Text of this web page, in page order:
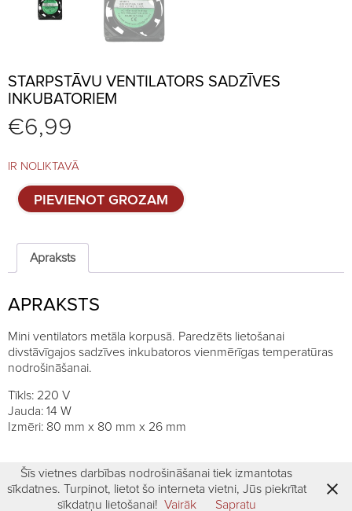
STARPSTĀVU VENTILATORS SADZĪVES
INKUBATORIEM
€6,99
IR NOLIKTAVĀ
Starpstāvu
ventilators
inkubatoriem
quantity
PIEVIENOT GROZAM
Apraksts
APRAKSTS
Mini ventilators metāla korpusā. Paredzēts lietošanai
divstāvīgajos sadzīves inkubatoros vienmērīgas temperatūras
nodrošināšanai.
Tīkls: 220 V
Jauda: 14 W
Izmēri: 80 mm x 80 mm x 26 mm
Šīs vietnes darbības nodrošināšanai tiek izmantotas
sīkdatnes. Turpinot, lietot šo interneta vietni, Jūs piekrītat
sīkdatņu lietošanai! Vairāk Sapratu